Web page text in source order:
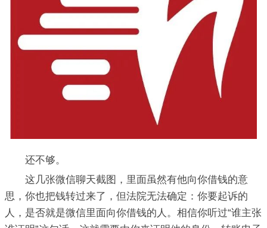
还不够。
这几张微信聊天截图，里面虽然有他向你借钱的意
思，你也把钱转过来了，但法院无法确定：你要起诉的
人，是否就是微信里面向你借钱的人。相信你听过“谁主张